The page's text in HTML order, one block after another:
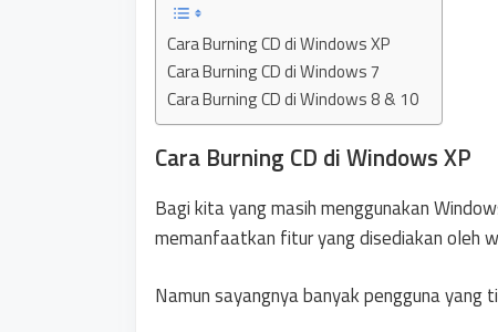
Cara Burning CD di Windows XP
Cara Burning CD di Windows 7
Cara Burning CD di Windows 8 & 10
Cara Burning CD di Windows XP
Bagi kita yang masih menggunakan
memanfaatkan fitur yang disediakan oleh
Namun sayangnya banyak pengguna yang